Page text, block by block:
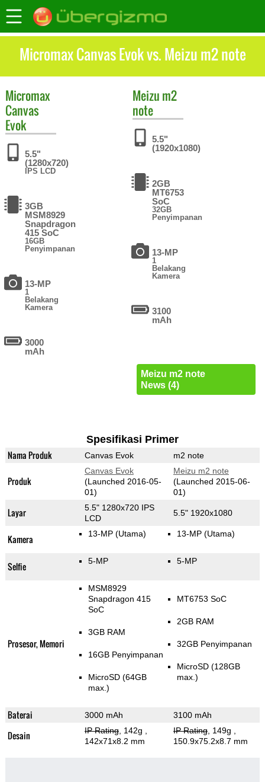
Micromax Canvas Evok vs. Meizu m2 note
Micromax
Canvas
Evok
5.5"
(1280x720)
IPS LCD
3GB
MSM8929
Snapdragon
415 SoC
16GB
Penyimpanan
13-MP
1
Belakang
Kamera
3000
mAh
Meizu m2
note
5.5"
(1920x1080)
2GB
MT6753
SoC
32GB
Penyimpanan
13-MP
1
Belakang
Kamera
3100
mAh
Meizu m2 note
News (4)
Spesifikasi Primer
Nama Produk Canvas Evok m2 note
Produk
Canvas Evok
(Launched 2016-05-
01)
Meizu m2 note
(Launched 2015-06-
01)
Layar
5.5" 1280x720 IPS
LCD
5.5" 1920x1080
Kamera 13-MP (Utama) 13-MP (Utama)
Selfie 5-MP 5-MP
Prosesor, Memori
MSM8929
Snapdragon 415
SoC
3GB RAM
16GB Penyimpanan
MicroSD (64GB
max.)
MT6753 SoC
2GB RAM
32GB Penyimpanan
MicroSD (128GB
max.)
Baterai 3000 mAh 3100 mAh
Desain IP Rating, 142g
142x71x8.2 mm
IP Rating, 149g
150.9x75.2x8.7 mm